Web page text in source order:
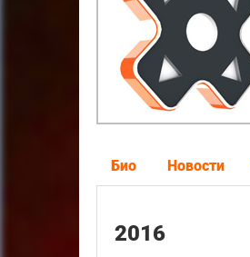
Био Новости
2016